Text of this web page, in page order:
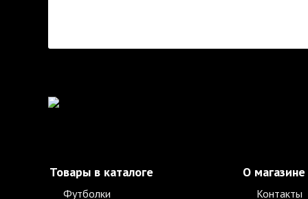
Товары в каталоге
Футболки
О магазине
Контакты